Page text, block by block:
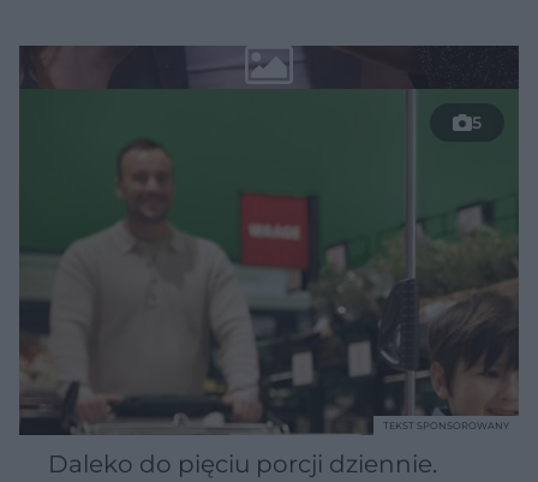
5
Daleko do pięciu porcji dziennie.
TEKST SPONSOROWANY